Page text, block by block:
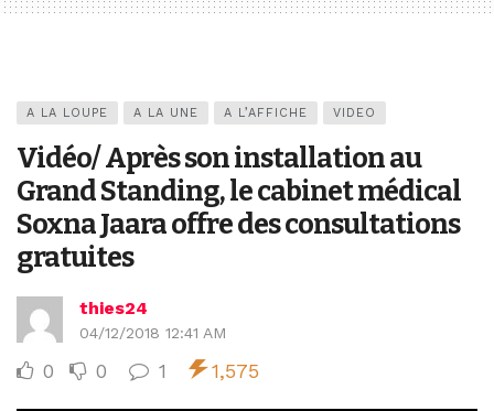
A LA LOUPE A LA UNE A L’AFFICHE VIDEO
Vidéo/ Après son installation au
Grand Standing, le cabinet médical
Soxna Jaara offre des consultations
gratuites
thies24
04/12/2018 12:41 AM
0 0 1 1,575